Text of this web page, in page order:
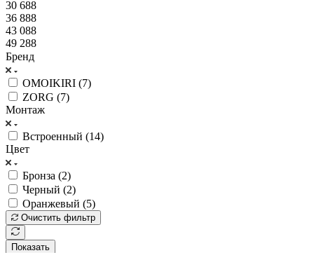
30 688
36 888
43 088
49 288
Бренд
OMOIKIRI (7)
ZORG (7)
Монтаж
Встроенный (14)
Цвет
Бронза (2)
Черный (2)
Оранжевый (5)
Очистить фильтр
Показать